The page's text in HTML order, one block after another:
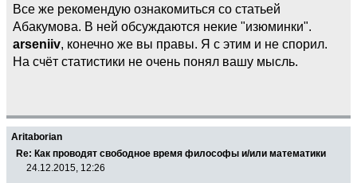
Все же рекомендую ознакомиться со статьей
Абакумова. В ней обсуждаются некие "изюминки".
arseniiv, конечно же вы правы. Я с этим и не спорил.
На счёт статистики не очень понял вашу мысль.
Aritaborian
Re: Как проводят свободное время философы и/или математики
24.12.2015, 12:26